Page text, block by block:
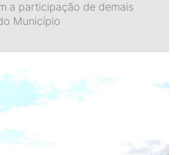
a participação de demais
Município